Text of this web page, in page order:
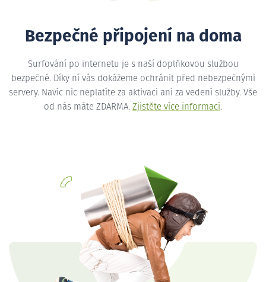
Bezpečné připojení na doma
Surfování po internetu je s naší doplňkovou službou
bezpečné. Díky ní vás dokážeme ochránit před nebezpečnými
servery. Navíc nic neplatíte za aktivaci ani za vedení služby. Vše
od nás máte ZDARMA. Zjistěte více informací.